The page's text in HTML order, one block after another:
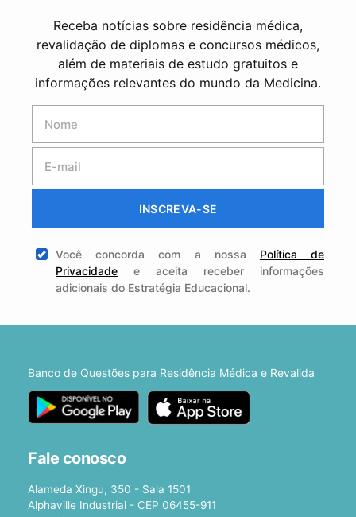
Receba notícias sobre residência médica,
revalidação de diplomas e concursos médicos,
além de materiais de estudo gratuitos e
informações relevantes do mundo da Medicina.
INSCREVA-SE
Você concorda com a nossa Política de
Privacidade e aceita receber informações
adicionais do Estratégia Educacional.
Banco de Questões para Residência Médica e Revalida
Fale conosco
Alameda Xingu, 350 - Sala 1501
Alphaville Industrial - CEP 06455-911